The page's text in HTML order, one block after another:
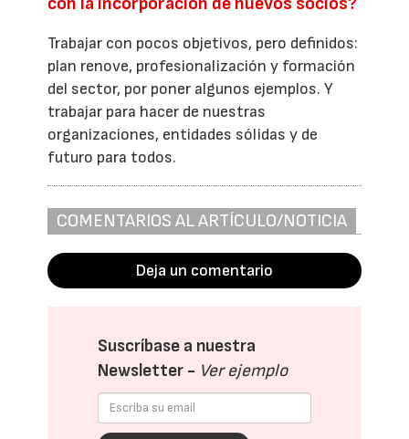
Trabajar con pocos objetivos, pero definidos:
plan renove, profesionalización y formación
del sector, por poner algunos ejemplos. Y
trabajar para hacer de nuestras
organizaciones, entidades sólidas y de
futuro para todos.
COMENTARIOS AL ARTÍCULO/NOTICIA
Deja un comentario
Suscríbase a nuestra
Newsletter - Ver ejemplo